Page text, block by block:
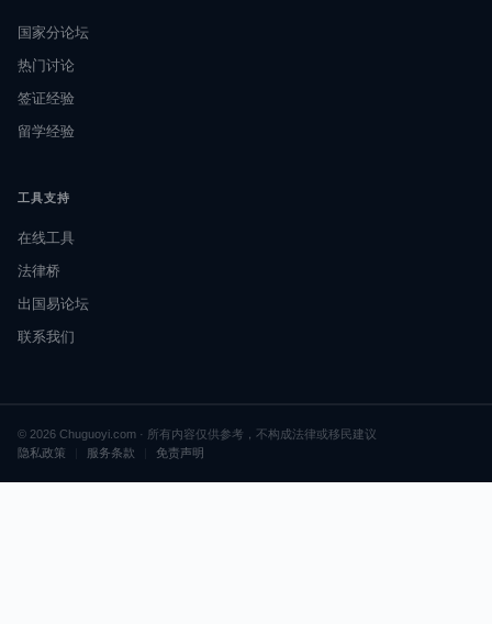
国家分论坛
热门讨论
签证经验
留学经验
工具支持
在线工具
法律桥
出国易论坛
联系我们
© 2026 Chuguoyi.com · 所有内容仅供参考，不构成法律或移民建议
隐私政策
服务条款 免责声明